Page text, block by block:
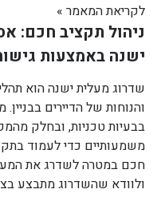
לקריאת המאמר »
ניהול תקציב חכם:
ישנה באמצעות גישור
שדרוג מעלית ישנה הוא
והנוחות של הדיירים
בבעיות טכניות, ובחלק
משמעותיים כדי לעמוד
חכם במטרה לשדרג את
ולוודא שהשדרוג מתבצע